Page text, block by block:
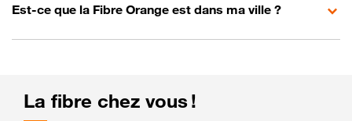
Est-ce que la Fibre Orange est dans ma ville ?
La fibre chez vous !